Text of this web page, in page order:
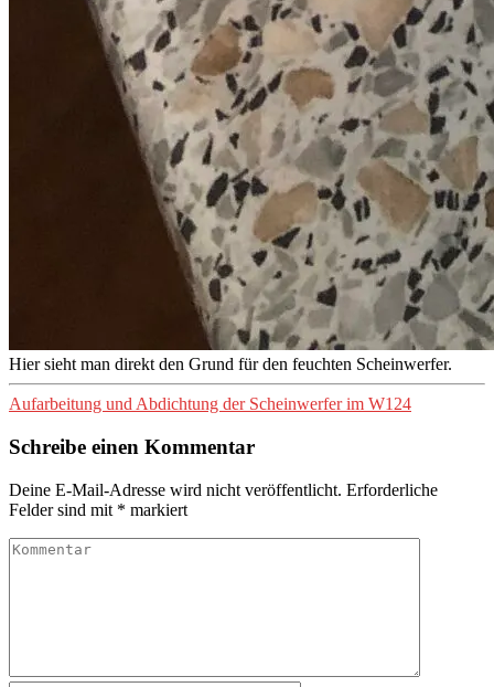
Hier sieht man direkt den Grund für den feuchten Scheinwerfer.
Aufarbeitung und Abdichtung der Scheinwerfer im W124
Schreibe einen Kommentar
Deine E-Mail-Adresse wird nicht veröffentlicht. Erforderliche
Felder sind mit * markiert